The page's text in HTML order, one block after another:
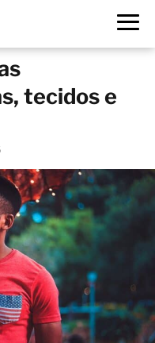
tecidos e